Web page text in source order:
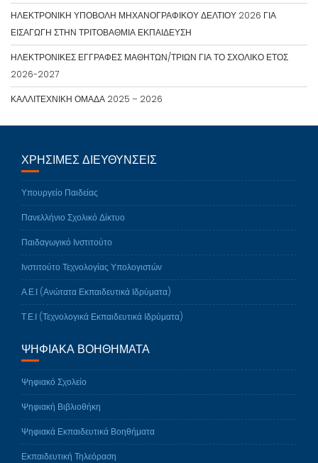
ΗΛΕΚΤΡΟΝΙΚΗ ΥΠΟΒΟΛΗ ΜΗΧΑΝΟΓΡΑΦΙΚΟΥ ΔΕΛΤΙΟΥ 2026 ΓΙΑ
ΕΙΣΑΓΩΓΗ ΣΤΗΝ ΤΡΙΤΟΒΑΘΜΙΑ ΕΚΠΑΙΔΕΥΣΗ
ΗΛΕΚΤΡΟΝΙΚΕΣ ΕΓΓΡΑΦΕΣ ΜΑΘΗΤΩΝ/ΤΡΙΩΝ ΓΙΑ ΤΟ ΣΧΟΛΙΚΟ ΕΤΟΣ
2026-2027
ΚΑΛΛΙΤΕΧΝΙΚΗ ΟΜΑΔΑ 2025 – 2026
ΧΡΉΣΙΜΕΣ ΔΙΕΥΘΎΝΣΕΙΣ
Υπουργείο Παιδείας
Πανελλήνιο Σχολικό Δίκτυο
Παιδαγωγικό Ινστιτούτο
Ινστιτούτο Τεχνολογίας Υπολογιστών
Α.Ε.Ι (Ανώτατα Εκπαιδευτικά Ιδρύματα)
Τ.Ε.Ι (Τεχνολογικά Εκπαιδευτικά Ιδρύματα)
ΨΗΦΙΑΚΆ ΒΟΗΘΉΜΑΤΑ
Ψηφιακό Σχολείο
Ψηφιακή Βιβλιοθήκη
Ψηφιακά Εκπαιδευτικά Βοηθήματα
Εκπαιδευτική Τηλεόραση